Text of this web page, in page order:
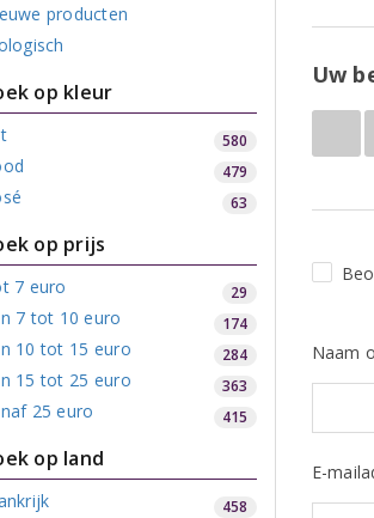
producten
op kleur
580
479
63
op prijs
7 euro 29
7 tot 10 euro 174
10 tot 15 euro 284
15 tot 25 euro 363
25 euro 415
op land
458
Uw
Naam
E-